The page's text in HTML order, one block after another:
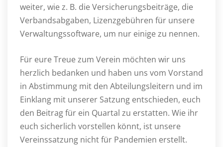
weiter, wie z. B. die Versicherungsbeiträge, die
Verbandsabgaben, Lizenzgebühren für unsere
Verwaltungssoftware, um nur einige zu nennen.
Für eure Treue zum Verein möchten wir uns
herzlich bedanken und haben uns vom Vorstand
in Abstimmung mit den Abteilungsleitern und im
Einklang mit unserer Satzung entschieden, euch
den Beitrag für ein Quartal zu erstatten. Wie ihr
euch sicherlich vorstellen könnt, ist unsere
Vereinssatzung nicht für Pandemien erstellt.